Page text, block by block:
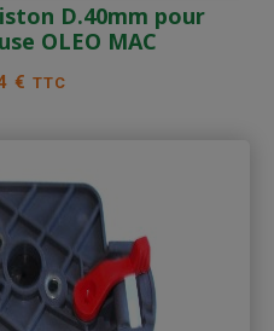
D.40mm pour
OLEO MAC
€ TTC